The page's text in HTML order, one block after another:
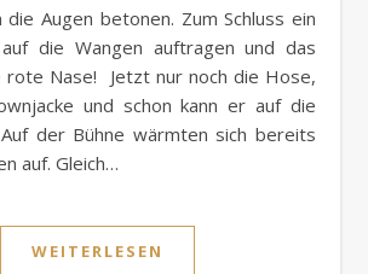
die Augen betonen. Zum Schluss ein
die Wangen auftragen und das
rote Nase! Jetzt nur noch die Hose,
und schon kann er auf die
der Bühne wärmten sich bereits
auf. Gleich…
WEITERLESEN